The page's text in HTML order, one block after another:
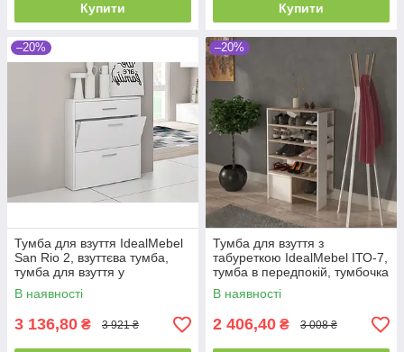
Купити Купити
–20%
Тумба для взуття IdealMebel
San Rio 2, взуттєва тумба,
тумба для взуття у
передпокій
В наявності
3 136,80 ₴ 3 921 ₴
–20%
Тумба для взуття з
табуреткою IdealMebel ІТО-7,
тумба в передпокій, тумбочка
для взуття, взуттєва тумба
В наявності
2 406,40 ₴ 3 008 ₴